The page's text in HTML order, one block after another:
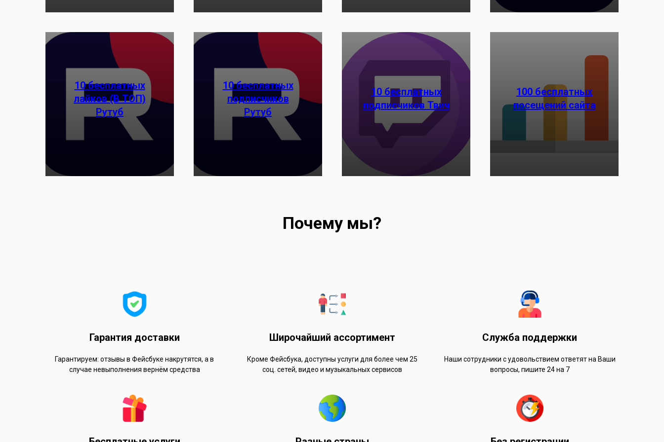
10 бесплатных
лайков (В ТОП)
Рутуб
Заказать
10 бесплатных
подписчиков
Рутуб
Заказать
10 бесплатных
подписчиков Твич
100 бесплатных
посещений сайта
Почему мы?
Гарантия доставки
Гарантируем: отзывы в Фейсбуке накрутятся, а в
случае невыполнения вернём средства
Широчайший ассортимент
Кроме Фейсбука, доступны услуги для более чем 25
соц. сетей, видео и музыкальных сервисов
Служба поддержки
Наши сотрудники с удовольствием ответят на Ваши
вопросы, пишите 24 на 7